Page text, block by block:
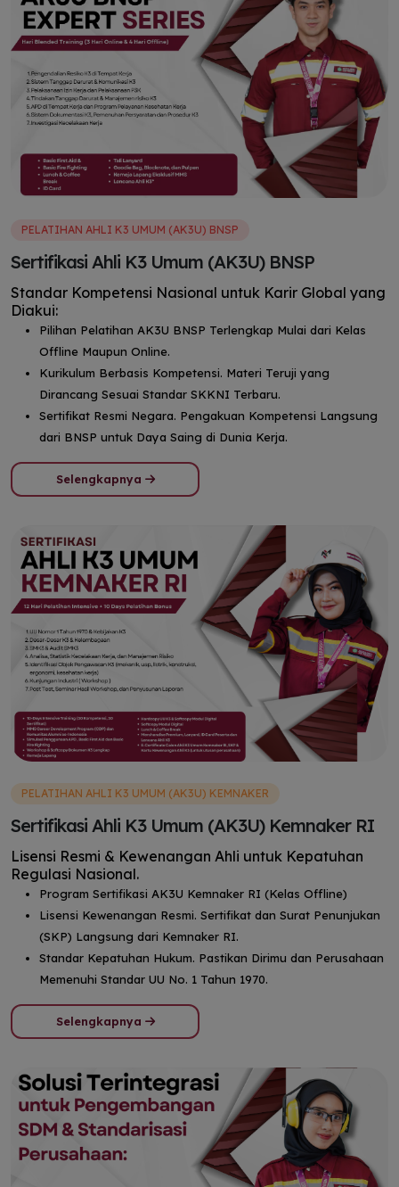
PELATIHAN AHLI K3 UMUM (AK3U) BNSP
Sertifikasi Ahli K3 Umum (AK3U) BNSP
Standar Kompetensi Nasional untuk Karir Global yang
Diakui:
Pilihan Pelatihan AK3U BNSP Terlengkap Mulai dari Kelas
Offline Maupun Online.
Kurikulum Berbasis Kompetensi. Materi Teruji yang
Dirancang Sesuai Standar SKKNI Terbaru.
Sertifikat Resmi Negara. Pengakuan Kompetensi Langsung
dari BNSP untuk Daya Saing di Dunia Kerja.
Selengkapnya
PELATIHAN AHLI K3 UMUM (AK3U) KEMNAKER
Sertifikasi Ahli K3 Umum (AK3U) Kemnaker RI
Lisensi Resmi & Kewenangan Ahli untuk Kepatuhan
Regulasi Nasional.
Program Sertifikasi AK3U Kemnaker RI (Kelas Offline)
Lisensi Kewenangan Resmi. Sertifikat dan Surat Penunjukan
(SKP) Langsung dari Kemnaker RI.
Standar Kepatuhan Hukum. Pastikan Dirimu dan Perusahaan
Memenuhi Standar UU No. 1 Tahun 1970.
Selengkapnya